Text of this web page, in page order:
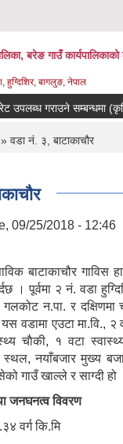
बरेङ गाउँ कार्यपालिकाको
हुग्दिशिर, बागलुङ, नेपाल
गराउने सम्बन्धमा (कृषि
» वडा नं. ३, बाटाकाचौर
09/25/2018 - 12:46
बाटाकाचौर गाविस
। पूर्वमा २ नं. वडा
गलकोट न.पा. र दक्षिणमा
वडामा एउटा मा.वि., २
चाैकी, १ वटा
स्थल, नयाँबजार मुख्य
गाउँ खाल्ले र साग्दी हो
जनघनत्व विवरण
वर्ग कि.मि